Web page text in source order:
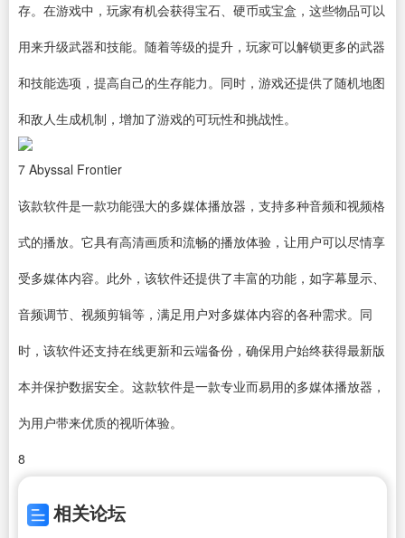
存。在游戏中，玩家有机会获得宝石、硬币或宝盒，这些物品可以
用来升级武器和技能。随着等级的提升，玩家可以解锁更多的武器
和技能选项，提高自己的生存能力。同时，游戏还提供了随机地图
和敌人生成机制，增加了游戏的可玩性和挑战性。
7 Abyssal Frontier
该款软件是一款功能强大的多媒体播放器，支持多种音频和视频格
式的播放。它具有高清画质和流畅的播放体验，让用户可以尽情享
受多媒体内容。此外，该软件还提供了丰富的功能，如字幕显示、
音频调节、 视频剪辑等，满足用户对多媒体内容的各种需求。同
时，该软件还支持在线更新和云端备份，确保用户始终获得最新版
本并保护数据安全。这款软件是一款专业而易用的多媒体播放器，
为用户带来优质的视听体验。
8
相关论坛